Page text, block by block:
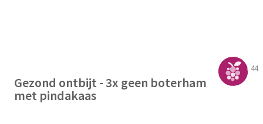
44
Gezond ontbijt - 3x geen boterham
met pindakaas